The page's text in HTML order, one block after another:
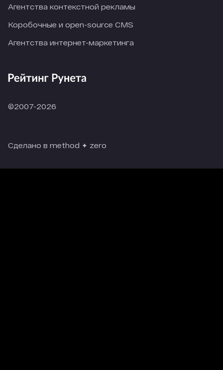
Агентства контекстной рекламы
Коробочные и open-source CMS
Агентства интернет-маркетинга
©2007-2026
Сделано в method ✦ zero